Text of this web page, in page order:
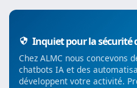
Inquiet pour la sécurité
Chez ALMC nous concevons
chatbots IA et des
développent votre activité.